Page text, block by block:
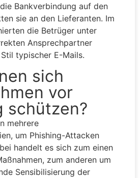
Bankverbindung auf den
sie an den Lieferanten. Im
die Betrüger unter
Ansprechpartner
typischer E-Mails.
sich
vor
schützen?
mehrere
um Phishing-Attacken
handelt es sich zum einen
zum anderen um
Sensibilisierung der